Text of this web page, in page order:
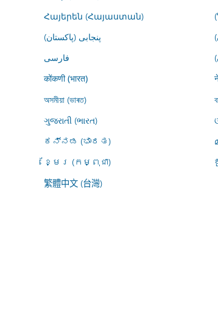
Հայերեն (Հայաստան)
پنجابی (پاکستان)
فارسى
कोंकणी (भारत)
অসমীয়া (ভাৰত)
ગુજરાતી (ભારત)
ಕನ್ನಡ (ಭಾರತ)
ខ្មែរ (កម្ពុជា)
繁體中文 (台灣)